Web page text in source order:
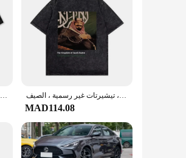
هدية إيطالية قميص مضحك إيطاليا تي شيرت تي شيرت جاهزة عادية القطن الرجال تيز كول الصيف تنفس كبيرة الحجم قصيرة الأكمام الذكور تي شيرت اليوم الوطني السعودي ، ملابس قطنية ، قمم قصيرة الأكمام ، عيد الفطر ، تي شيرت مغسول ، تيشيرتات غير رسمية ، الصيف
MAD114.08